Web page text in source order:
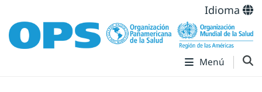
Idioma
Menú